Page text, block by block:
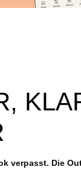
verpasst. Die